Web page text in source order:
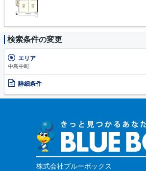
検索条件の変更
エリア
中島中町
詳細条件
株式会社ブルーボックス